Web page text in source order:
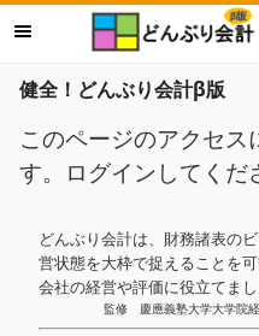
健全！どんぶり会計β版
このページのアクセ
す。ログインしてくだ
どんぶり会計は、財務諸表の
営状態を大枠で捉えることを
会社の経営や評価に役立てまし
監修 慶應義塾大学大学院